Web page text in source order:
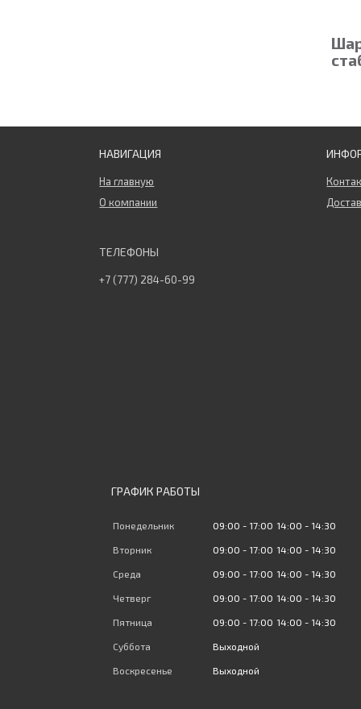
НАВИГАЦИЯ
На главную
О компании
+7 (777) 284-60-99
ГРАФИК РАБОТЫ
Понедельник 09:00 17:00 14:00 14:30
Вторник 09:00 17:00 14:00 14:30
Среда 09:00 17:00 14:00 14:30
Четверг 09:00 17:00 14:00 14:30
Пятница 09:00 17:00 14:00 14:30
Суббота Выходной
Воскресенье Выходной